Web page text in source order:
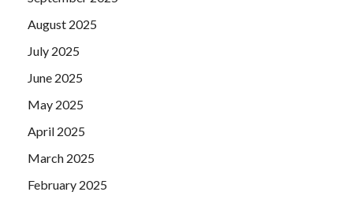
August 2025
July 2025
June 2025
May 2025
April 2025
March 2025
February 2025